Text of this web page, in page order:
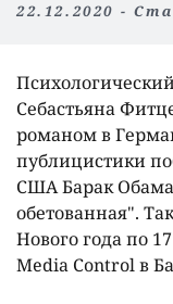
22.12.2020 -
Себастьяна
романом в
публицистики
США Барак
обетованная".
Нового года по
Media Control в